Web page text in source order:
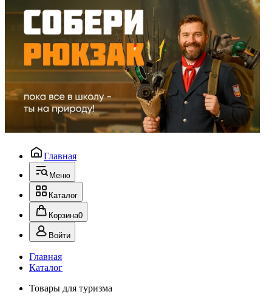
Главная
Меню
Каталог
Корзина0
Войти
Главная
Каталог
Товары для туризма